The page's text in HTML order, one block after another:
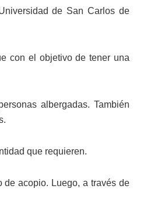
de San Carlos de
con el objetivo de tener una
albergadas. También
que requieren.
de acopio. Luego, a través de